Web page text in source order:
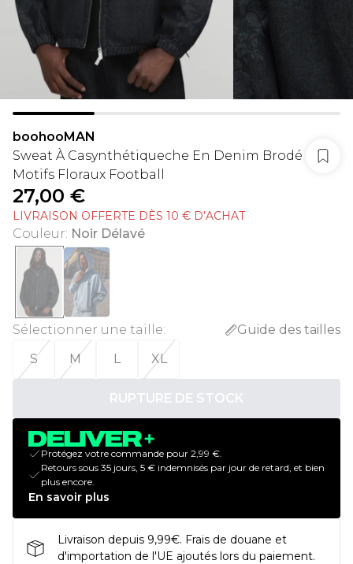
boohooMAN
Sweat À Casynthétiqueche En Denim Brodé
Motifs Floraux Football
27,00 €
LIVRAISON OFFERTE DÈS 10 € D’ACHAT
Couleur: Noir Délavé
Sélectionner une taille:
Guide des tailles
S
M L XL
RUPTURE DE STOCK
Protégez votre commande pour 2,99 €.
Retours sous 35 jours, 5 € indemnisés par jour de retard, et bien
plus encore.
En savoir plus
Livraison depuis 9,99€. Frais de douane et
d'importation de l'UE ajoutés lors du paiement.